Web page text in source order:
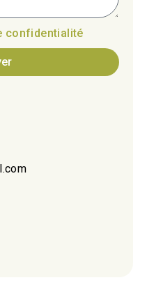
confidentialité